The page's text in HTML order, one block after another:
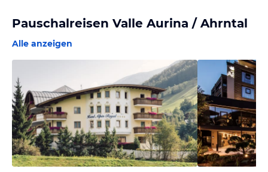
Pauschalreisen Valle Aurina / Ahrntal
Alle anzeigen